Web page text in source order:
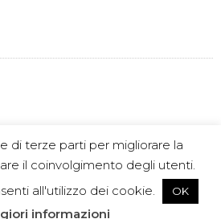
Sociale di tipo A Viale Duccio di
di terze parti per migliorare la
il coinvolgimento degli utenti.
all'utilizzo dei cookie.
OK
informazioni